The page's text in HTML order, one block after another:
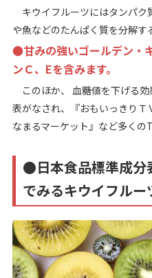
キウイフルーツにはタンパク
や魚などのたんぱく質を分解す
●甘みの強いゴールデン・
ンＣ、Eを含みます。
このほか、 血糖値を下げる
表がなされ、『おもいっきり
なまるマーケット』など多くの
●日本食品標準成分
でみるキウイフル